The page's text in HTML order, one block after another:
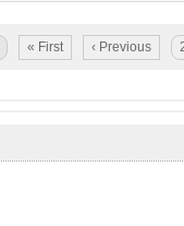
« First ‹ Previous